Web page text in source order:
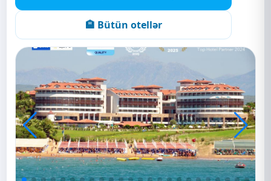
🏨 Bütün otellər